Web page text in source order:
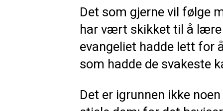
Det som gjerne vil følge
har vært skikket til å lære
evangeliet hadde lett for
som hadde de svakeste
Det er igrunnen ikke